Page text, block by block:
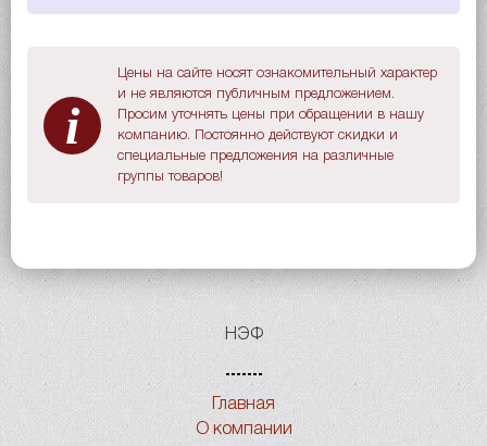
i
Цены на сайте носят ознакомительный характер
и не являются публичным предложением.
Просим уточнять цены при обращении в нашу
компанию. Постоянно действуют скидки и
специальные предложения на различные
группы товаров!
НЭФ
Главная
О компании